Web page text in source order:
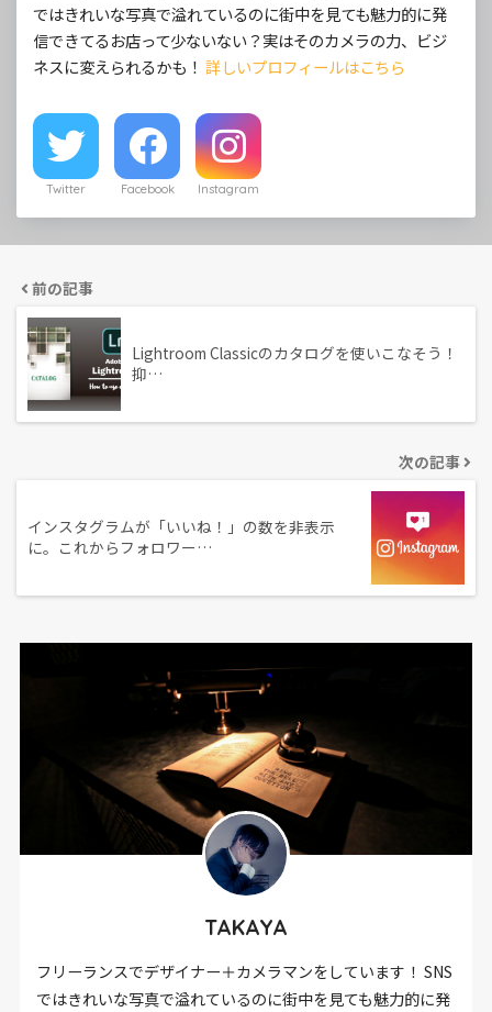
ではきれいな写真で溢れているのに街中を見ても魅力的に発
信できてるお店って少ないない？実はそのカメラの力、ビジ
ネスに変えられるかも！ 詳しいプロフィールはこちら
Twitter Facebook Instagram
前の記事
Lightroom Classicのカタログを使いこなそう！
抑…
次の記事
インスタグラムが「いいね！」の数を非表示
に。これからフォロワー…
TAKAYA
フリーランスでデザイナー＋カメラマンをしています！ SNS
ではきれいな写真で溢れているのに街中を見ても魅力的に発